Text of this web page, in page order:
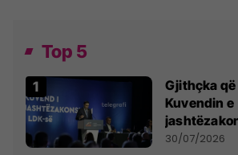
Top 5
Gjithçka
Kuvendin e
së
30/07/2026